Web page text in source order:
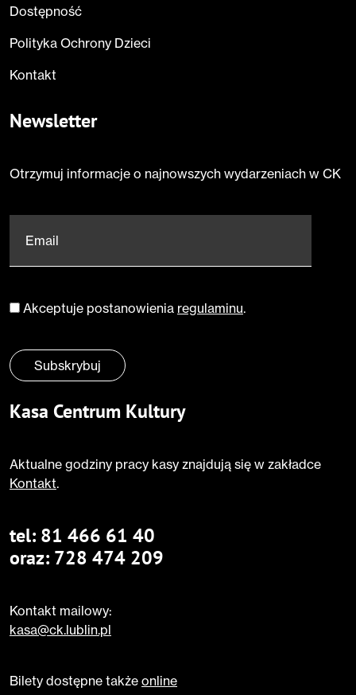
Dostępność
Polityka Ochrony Dzieci
Kontakt
Newsletter
Otrzymuj informacje o najnowszych wydarzeniach w CK
Email
Zgoda*
Akceptuje postanowienia regulaminu.
Subskrybuj
Kasa Centrum Kultury
Aktualne godziny pracy kasy znajdują się w zakładce
Kontakt.
tel: 81 466 61 40
oraz: 728 474 209
Kontakt mailowy:
kasa@ck.lublin.pl
Bilety dostępne także online